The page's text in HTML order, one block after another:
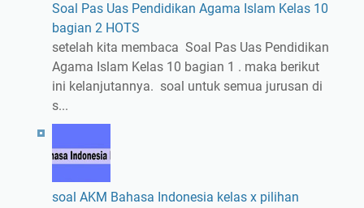
Soal Pas Uas Pendidikan Agama Islam Kelas 10
bagian 2 HOTS
setelah kita membaca Soal Pas Uas Pendidikan
Agama Islam Kelas 10 bagian 1 . maka berikut
ini kelanjutannya. soal untuk semua jurusan di
s...
soal AKM Bahasa Indonesia kelas x pilihan